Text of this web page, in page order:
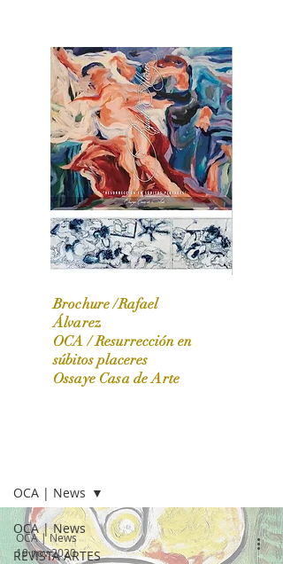
OCA|News 31 / Marzo-Abril / 2024
Brochure /Rafael
Álvarez
OCA /Resurrección en
súbitos placeres
Ossaye Casa de Arte
OCA | News
REVISTA ARTES
OCA | News
OCA | News
19 nov 2020